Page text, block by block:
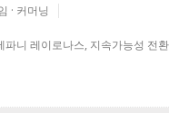
· 커머닝
파니 레이로나스, 지속가능성 전환